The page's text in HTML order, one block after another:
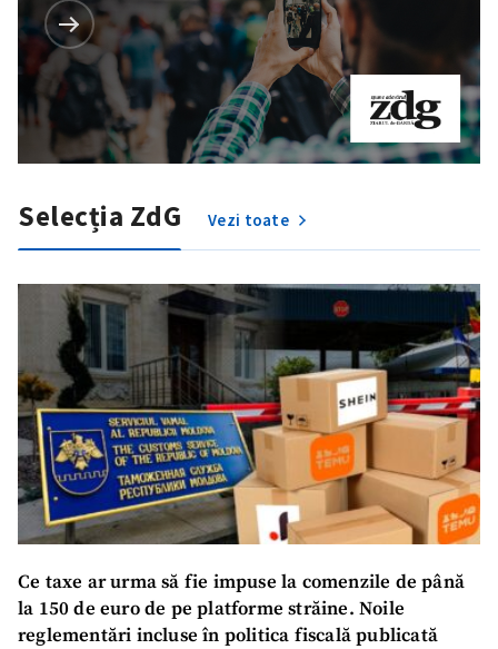
Trimite o informație
Despre ZdG
Selecția ZdG Vezi toate
Ce taxe ar urma să fie impuse la comenzile de până
la 150 de euro de pe platforme străine. Noile
reglementări incluse în politica fiscală publicată